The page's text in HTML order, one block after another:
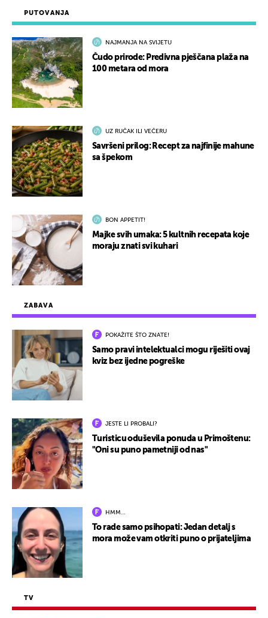
ZABAVA
POKAŽITE ŠTO ZNATE!
Samo pravi intelektualci mogu riješiti ovaj
kviz bez ijedne pogreške
JESTE LI PROBALI?
Turisticu oduševila ponuda u Primoštenu:
"Oni su puno pametniji od nas"
HMM…
To rade samo psihopati: Jedan detalj s
mora može vam otkriti puno o prijateljima
TV
PUTOVANJA
NAJMANJA NA SVIJETU
Čudo prirode: Predivna pješčana plaža na
100 metara od mora
UZ RUČAK ILI VEČERU
Savršeni prilog: Recept za najfinije mahune
sa špekom
BON APPETIT!
Majke svih umaka: 5 kultnih recepata koje
moraju znati svi kuhari